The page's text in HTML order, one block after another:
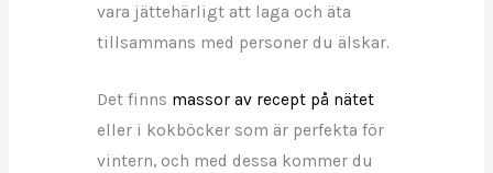
vara jättehärligt att laga och äta
tillsammans med personer du älskar.
Det finns massor av recept på nätet
eller i kokböcker som är perfekta för
vintern, och med dessa kommer du